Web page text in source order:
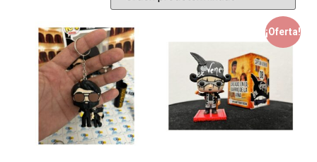
¡Oferta!